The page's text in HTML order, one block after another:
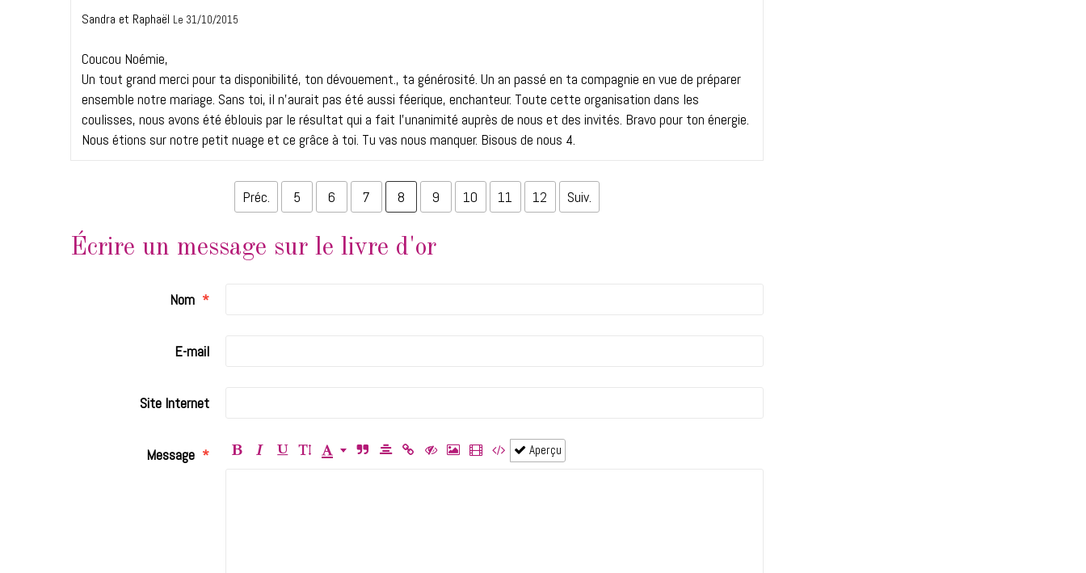
Sandra et Raphaël Le 31/10/2015
Coucou Noémie,
Un tout grand merci pour ta disponibilité, ton dévouement., ta générosité. Un an passé en ta compagnie en vue de préparer
ensemble notre mariage. Sans toi, il n'aurait pas été aussi féerique, enchanteur. Toute cette organisation dans les
coulisses, nous avons été éblouis par le résultat qui a fait l'unanimité auprès de nous et des invités. Bravo pour ton énergie.
Nous étions sur notre petit nuage et ce grâce à toi. Tu vas nous manquer. Bisous de nous 4.
Préc. 5 6 7 8 9 10 11 12 Suiv.
Écrire un message sur le livre d'or
Nom
E-mail
Site Internet
Message Aperçu